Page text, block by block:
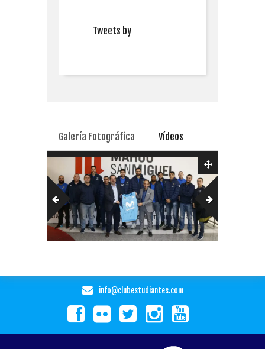
Tweets by
Galería Fotográfica Vídeos
info@clubestudiantes.com